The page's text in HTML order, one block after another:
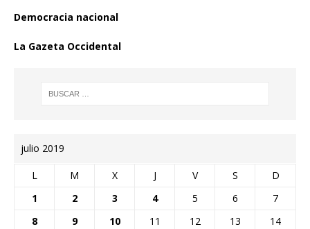
Democracia nacional
La Gazeta Occidental
julio 2019
L M X J V S D
1 2 3 4 5 6
7
8
9 10 11 12 13
14